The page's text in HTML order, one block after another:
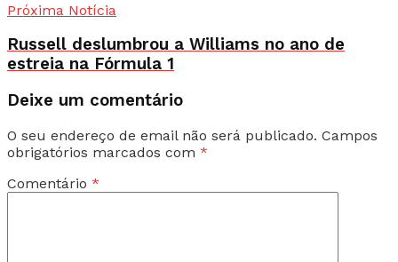
Próxima Notícia
Russell deslumbrou a Williams no ano de
estreia na Fórmula 1
Deixe um comentário
O seu endereço de email não será publicado. Campos
obrigatórios marcados com *
Comentário *